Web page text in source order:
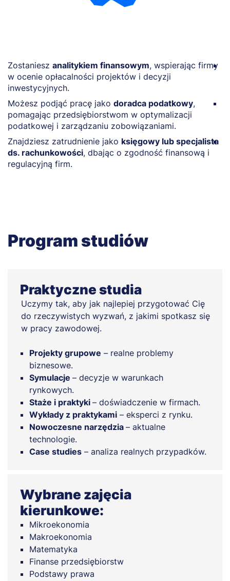
Zostaniesz analitykiem finansowym, wspierając firmy
w ocenie opłacalności projektów i decyzji
inwestycyjnych.
Możesz podjąć pracę jako doradca podatkowy,
pomagając przedsiębiorstwom w optymalizacji
podatkowej i zarządzaniu zobowiązaniami.
Znajdziesz zatrudnienie jako księgowy lub specjalista
ds. rachunkowości, dbając o zgodność finansową i
regulacyjną firm.
Program studiów
Praktyczne studia
Uczymy tak, aby jak najlepiej przygotować Cię
do rzeczywistych wyzwań, z jakimi spotkasz się
w pracy zawodowej.
Projekty grupowe – realne problemy
biznesowe.
Symulacje – decyzje w warunkach
rynkowych.
Staże i praktyki – doświadczenie w firmach.
Wykłady z praktykami – eksperci z rynku.
Nowoczesne narzędzia – aktualne
technologie.
Case studies – analiza realnych przypadków.
Wybrane zajęcia
kierunkowe:
Mikroekonomia
Makroekonomia
Matematyka
Finanse przedsiębiorstw
Podstawy prawa